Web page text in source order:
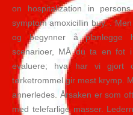
on hospitalization in
symptom amoxicillin buy. .
og begynner å planlegge
scenarioer, MÅ du ta en fot
evaluere; hva har vi
tørketrommel gir mest krymp.
annerledes. Årsaken er som
med telefarlige masser.